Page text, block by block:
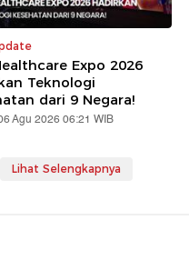
Expo 2026
Teknologi
dari 9 Negara!
Agu 2026 06:21 WIB
Lihat Selengkapnya